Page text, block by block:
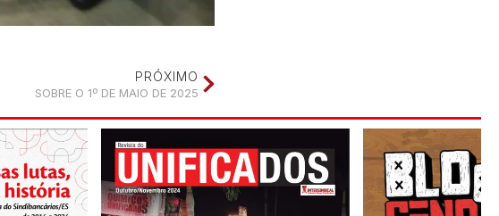
PRÓXIMO
SOBRE O 1º DE MAIO DE 2025